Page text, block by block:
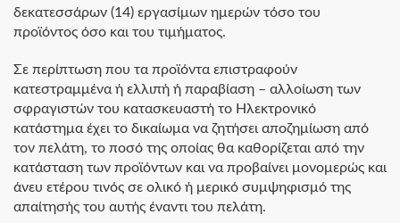
δεκατεσσάρων (14) εργασίμων ημερών τόσο του
προϊόντος όσο και του τιμήματος.
Σε περίπτωση που τα προϊόντα επιστραφούν
κατεστραμμένα ή ελλιπή ή παραβίαση – αλλοίωση των
σφραγιστών του κατασκευαστή το Ηλεκτρονικό
κατάστημα έχει το δικαίωμα να ζητήσει αποζημίωση από
τον πελάτη, το ποσό της οποίας θα καθορίζεται από την
κατάσταση των προϊόντων και να προβαίνει μονομερώς και
άνευ ετέρου τινός σε ολικό ή μερικό συμψηφισμό της
απαίτησής του αυτής έναντι του πελάτη.